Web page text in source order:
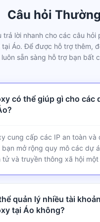
Câu hỏi
trả lời nhanh cho các câu hỏi
tại Áo. Để được hỗ trợ thêm,
luôn sẵn sàng hỗ trợ bạn bất
có thể giúp gì cho các
cung cấp các IP an toàn và
bạn mở rộng quy mô các dự
tử và truyền thông xã hội
quản lý nhiều tài
tại Áo không?